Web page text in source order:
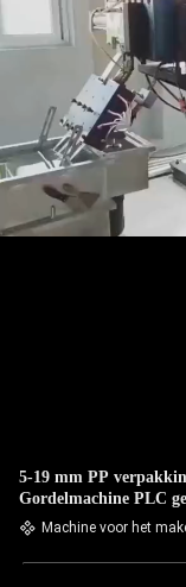
5-19 mm PP
Gordelmachine PLC
Machine voor het